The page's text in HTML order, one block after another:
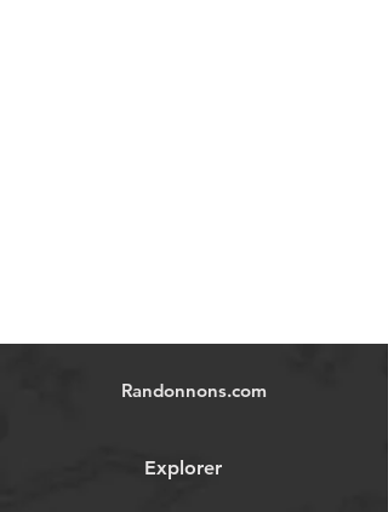
Randonnons.com
Explorer